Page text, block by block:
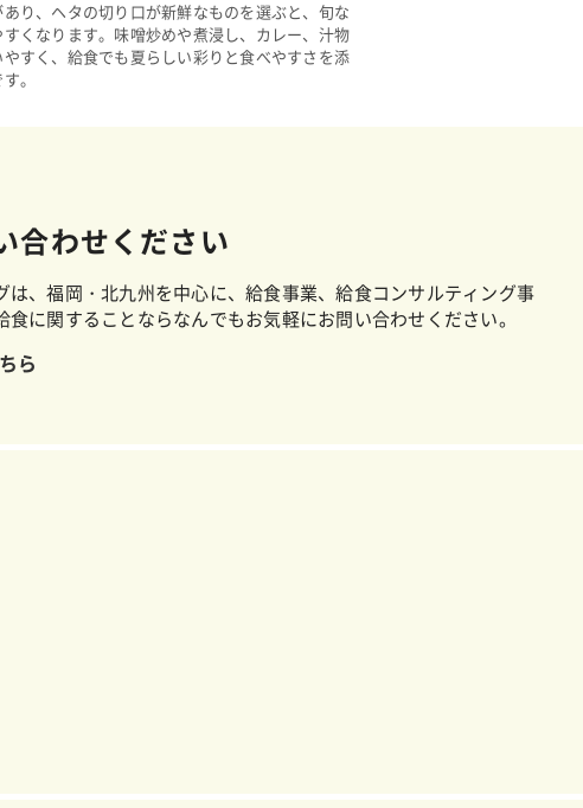
り、ヘタの切り口が新鮮なものを選ぶと、旬な
くなります。味噌炒めや煮浸し、カレー、汁物
すく、給食でも夏らしい彩りと食べやすさを添
。
合わせください
は、福岡・北九州を中心に、給食事業、給食コンサルティング事
食に関することならなんでもお気軽にお問い合わせください。
ら